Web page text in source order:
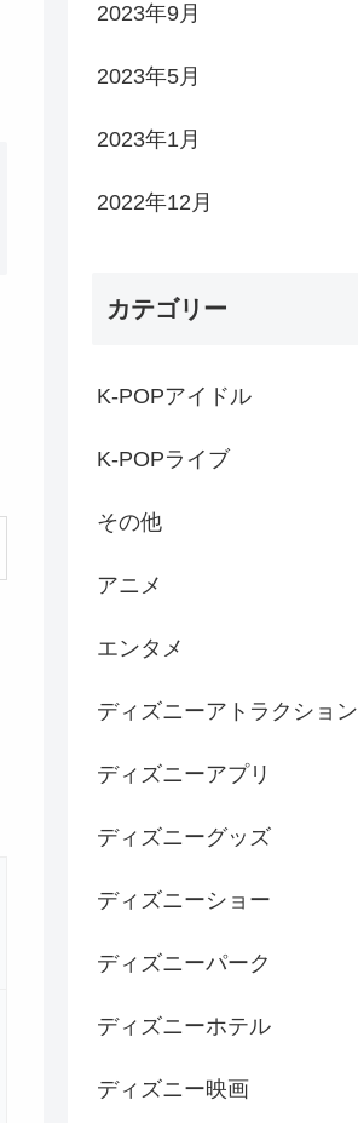
2023年9月
2023年5月
2023年1月
2022年12月
カテゴリー
K-POPアイドル
K-POPライブ
その他
アニメ
エンタメ
ディズニーアトラクション
ディズニーアプリ
ディズニーグッズ
ディズニーショー
ディズニーパーク
ディズニーホテル
ディズニー映画